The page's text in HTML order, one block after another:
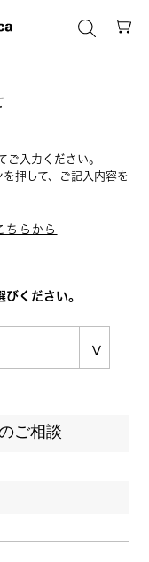
入力ください。
押して、ご記入内容を
らから
ください。
ご相談